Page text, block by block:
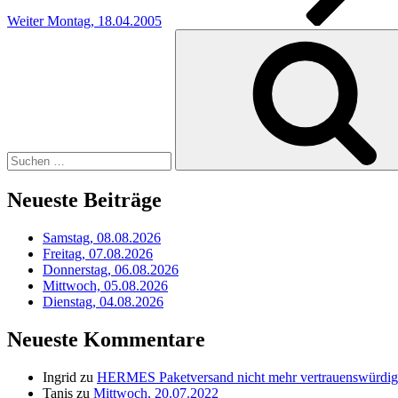
Weiter Montag, 18.04.2005
Neueste Beiträge
Samstag, 08.08.2026
Freitag, 07.08.2026
Donnerstag, 06.08.2026
Mittwoch, 05.08.2026
Dienstag, 04.08.2026
Neueste Kommentare
Ingrid zu HERMES Paketversand nicht mehr vertrauenswürdig
Tanis zu Mittwoch, 20.07.2022